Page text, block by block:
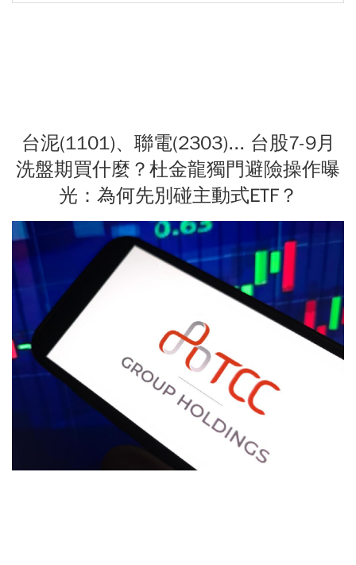
台泥(1101)、聯電(2303)... 台股7-9月
洗盤期買什麼？杜金龍獨門避險操作曝
光：為何先別碰主動式ETF？